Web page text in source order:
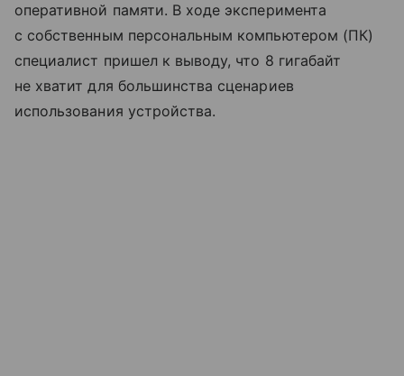
оперативной памяти. В ходе эксперимента
с собственным персональным компьютером (ПК)
специалист пришел к выводу, что 8 гигабайт
не хватит для большинства сценариев
использования устройства.